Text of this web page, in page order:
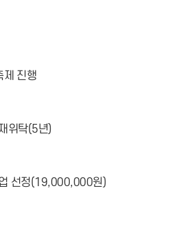
제 진행
위탁(5년)
선정(19,000,000원)